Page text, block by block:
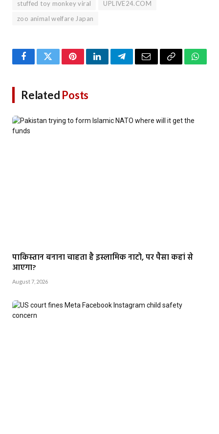
stuffed toy monkey viral
UPLIVE24.COM
zoo animal welfare Japan
FacebookTwitterPinterestLinkedInTelegramEmail Copy
Related Posts
पाकिस्तान बनाना चाहता है इस्लामिक नाटो, पर पैसा कहां से
आएगा?
August 7, 2026